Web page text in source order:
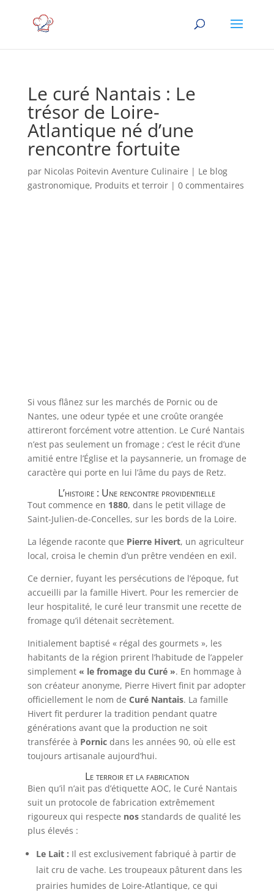
Le curé Nantais : Le
trésor de Loire-
Atlantique né d’une
rencontre fortuite
par Nicolas Poitevin Aventure Culinaire | Le blog
gastronomique, Produits et terroir| 0 commentaires
Si vous flânez sur les marchés de Pornic ou de
Nantes, une odeur typée et une croûte orangée
attireront forcément votre attention. Le Curé Nantais
n’est pas seulement un fromage ; c’est le récit d’une
amitié entre l’Église et la paysannerie, un fromage de
caractère qui porte en lui l’âme du pays de Retz.
L’histoire : Une rencontre providentielle
Tout commence en 1880, dans le petit village de
Saint-Julien-de-Concelles, sur les bords de la Loire.
La légende raconte que Pierre Hivert, un agriculteur
local, croisa le chemin d’un prêtre vendéen en exil.
Ce dernier, fuyant les persécutions de l’époque, fut
accueilli par la famille Hivert. Pour les remercier de
leur hospitalité, le curé leur transmit une recette de
fromage qu’il détenait secrètement.
Initialement baptisé « régal des gourmets », les
habitants de la région prirent l’habitude de l’appeler
simplement « le fromage du Curé ». En hommage à
son créateur anonyme, Pierre Hivert finit par adopter
officiellement le nom de Curé Nantais. La famille
Hivert fit perdurer la tradition pendant quatre
générations avant que la production ne soit
transférée à Pornicdans les années 90, où elle est
toujours artisanale aujourd’hui.
Le terroir et la fabrication
Bien qu’il n’ait pas d’étiquette AOC, le Curé Nantais
suit un protocole de fabrication extrêmement
rigoureux qui respecte nosstandards de qualité les
plus élevés :
Le Lait : Il est exclusivement fabriqué à partir de
lait cru de vache. Les troupeaux pâturent dans les
prairies humides de Loire-Atlantique, ce qui